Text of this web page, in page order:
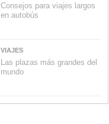
Consejos para viajes largos
en autobús
VIAJES
Las plazas más grandes del
mundo